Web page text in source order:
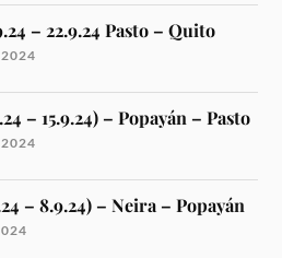
– 22.9.24 Pasto – Quito
2024
– 15.9.24) – Popayán – Pasto
2024
– 8.9.24) – Neira – Popayán